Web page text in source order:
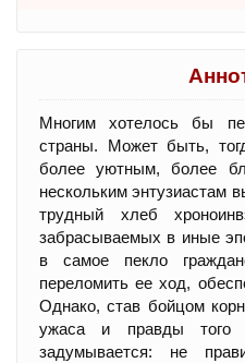
Многим хотелось бы
страны. Может быть,
более уютным, более
нескольким энтузиастам
трудный хлеб
забрасываемых в иные
в самое пекло
переломить ее ход,
Однако, став бойцом
ужаса и правды
задумывается: не